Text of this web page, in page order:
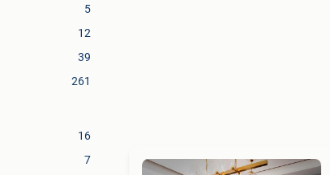
5
12
39
261
16
7